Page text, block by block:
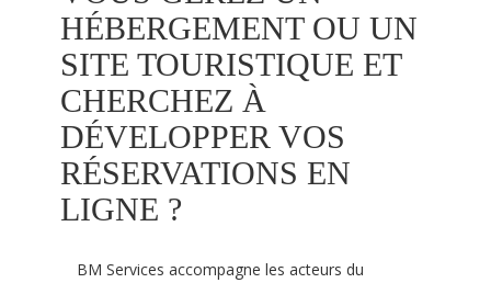
HÉBERGEMENT OU UN
SITE TOURISTIQUE ET
CHERCHEZ À
DÉVELOPPER VOS
RÉSERVATIONS EN
LIGNE ?
BM Services accompagne les acteurs du